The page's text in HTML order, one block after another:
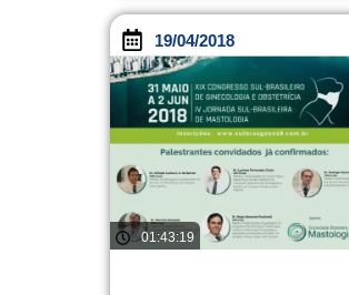
19/04/2018
01:43:19